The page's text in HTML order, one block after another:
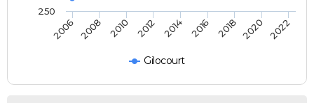
Gilocourt
2006 2008 2010 2012 2014 2016 2018 2020 2022
250